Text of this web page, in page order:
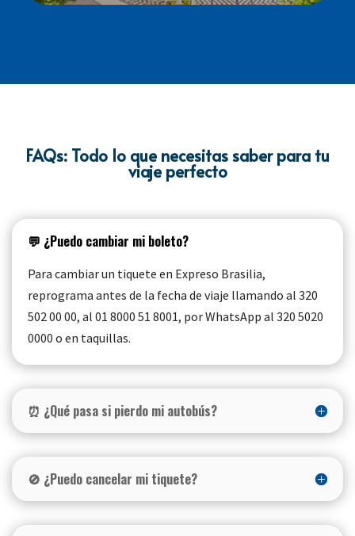
FAQs: Todo lo que necesitas saber para tu
viaje perfecto
💬 ¿Puedo cambiar mi boleto?
Para cambiar un tiquete en Expreso Brasilia,
reprograma antes de la fecha de viaje llamando al 320
502 00 00, al 01 8000 51 8001, por WhatsApp al 320 5020
0000 o en taquillas.
⏰ ¿Qué pasa si pierdo mi autobús?
🚫 ¿Puedo cancelar mi tiquete?